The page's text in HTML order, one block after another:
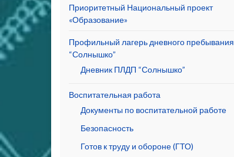
Приоритетный Национальный проект
«Образование»
Профильный лагерь дневного пребывания
“Солнышко”
Дневник ПЛДП “Солнышко”
Воспитательная работа
Документы по воспитательной работе
Безопасность
Готов к труду и обороне (ГТО)